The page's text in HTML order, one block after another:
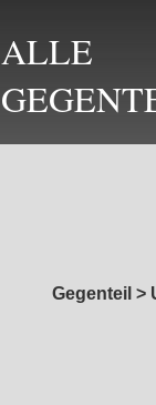
ALLE
Gegenteil >